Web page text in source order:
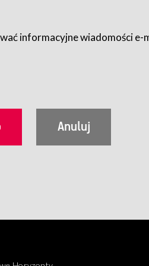
rozpoczęciem korzystania z
aplikacji Serwisu może być
informacyjne wiadomości e-